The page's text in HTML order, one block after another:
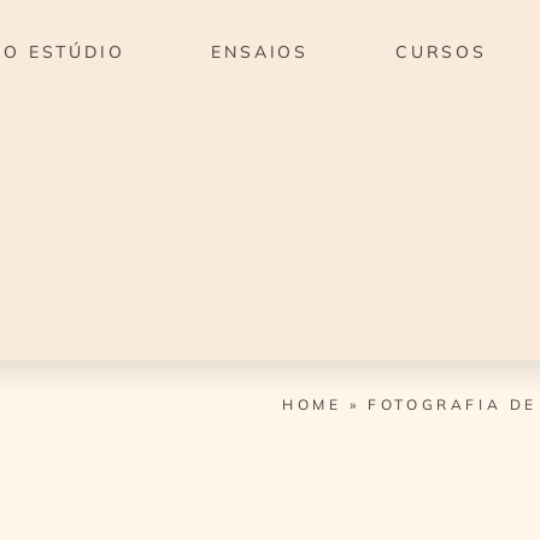
O ESTÚDIO ENSAIOS CURSOS
HOME » FOTOGRAFIA